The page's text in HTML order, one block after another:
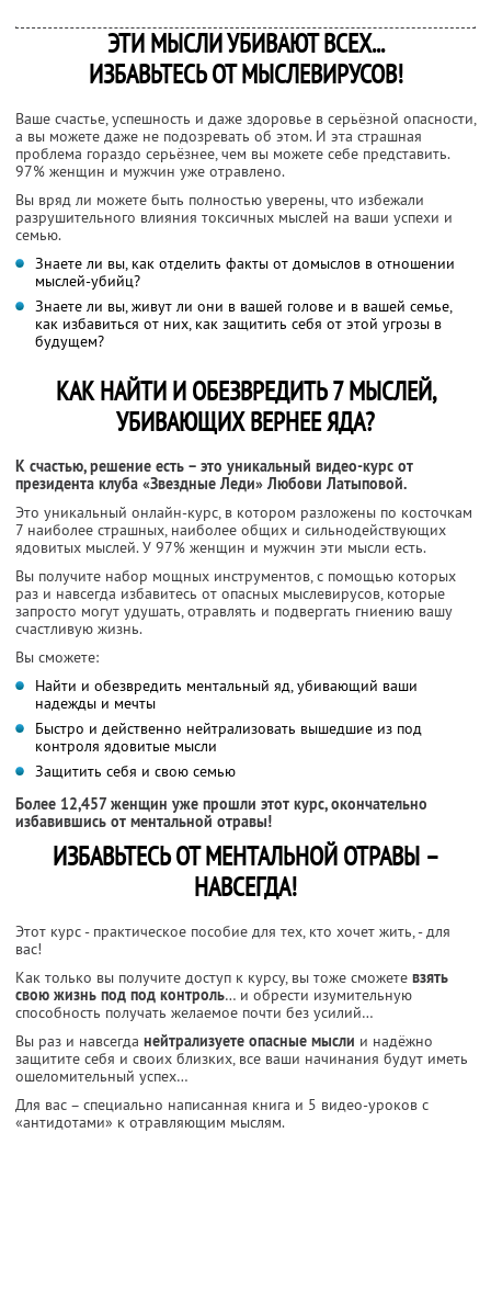
ЭТИ МЫСЛИ УБИВАЮТ ВСЕХ...
ИЗБАВЬТЕСЬ ОТ МЫСЛЕВИРУСОВ!
Ваше счастье, успешность и даже здоровье в серьёзной опасности,
а вы можете даже не подозревать об этом. И эта страшная
проблема гораздо серьёзнее, чем вы можете себе представить.
97% женщин и мужчин уже отравлено.
Вы вряд ли можете быть полностью уверены, что избежали
разрушительного влияния токсичных мыслей на ваши успехи и
семью.
Знаете ли вы, как отделить факты от домыслов в отношении
мыслей-убийц?
Знаете ли вы, живут ли они в вашей голове и в вашей семье,
как избавиться от них, как защитить себя от этой угрозы в
будущем?
КАК НАЙТИ И ОБЕЗВРЕДИТЬ 7 МЫСЛЕЙ,
УБИВАЮЩИХ ВЕРНЕЕ ЯДА?
К счастью, решение есть – это уникальный видео-курс от
президента клуба «Звездные Леди» Любови Латыповой.
Это уникальный онлайн-курс, в котором разложены по косточкам
7 наиболее страшных, наиболее общих и сильнодействующих
ядовитых мыслей. У 97% женщин и мужчин эти мысли есть.
Вы получите набор мощных инструментов, с помощью которых
раз и навсегда избавитесь от опасных мыслевирусов, которые
запросто могут удушать, отравлять и подвергать гниению вашу
счастливую жизнь.
Вы сможете:
Найти и обезвредить ментальный яд, убивающий ваши
надежды и мечты
Быстро и действенно нейтрализовать вышедшие из под
контроля ядовитые мысли
Защитить себя и свою семью
Более 12,457 женщин уже прошли этот курс, окончательно
избавившись от ментальной отравы!
ИЗБАВЬТЕСЬ ОТ МЕНТАЛЬНОЙ ОТРАВЫ –
НАВСЕГДА!
Этот курс - практическое пособие для тех, кто хочет жить, - для
вас!
Как только вы получите доступ к курсу, вы тоже сможете взять
свою жизнь под под контроль… и обрести изумительную
способность получать желаемое почти без усилий…
Вы раз и навсегда нейтрализуете опасные мысли и надёжно
защитите себя и своих близких, все ваши начинания будут иметь
ошеломительный успех…
Для вас – специально написанная книга и 5 видео-уроков с
«антидотами» к отравляющим мыслям.